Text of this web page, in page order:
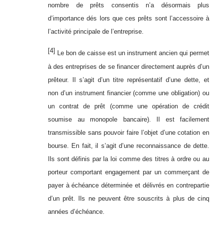
nombre de prêts consentis n’a désormais plus
d’importance dés lors que ces prêts sont l’accessoire à
l’activité principale de l’entreprise.
[4] Le bon de caisse est un instrument ancien qui permet
à des entreprises de se financer directement auprès d’un
prêteur. Il s’agit d’un titre représentatif d’une dette, et
non d’un instrument financier (comme une obligation) ou
un contrat de prêt (comme une opération de crédit
soumise au monopole bancaire). Il est facilement
transmissible sans pouvoir faire l’objet d’une cotation en
bourse. En fait, il s’agit d’une reconnaissance de dette.
Ils sont définis par la loi comme des titres à ordre ou au
porteur comportant engagement par un commerçant de
payer à échéance déterminée et délivrés en contrepartie
d’un prêt. Ils ne peuvent être souscrits à plus de cinq
années d’échéance.